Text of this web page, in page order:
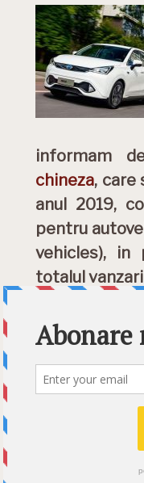
informam
chineza, care
anul 2019,
pentru
vehicles), in
totalul
Category:
mitsubishi,Toyota,